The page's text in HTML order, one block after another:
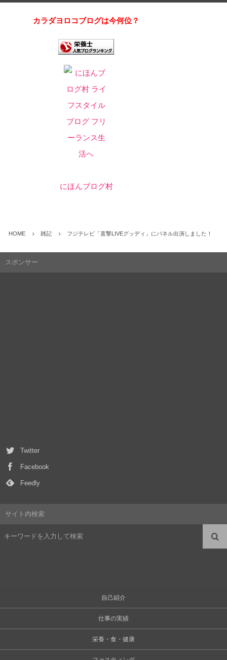
カラダヨロコブログは今何位？
にほんブログ村
HOME 雑記 フジテレビ「直撃LIVEグッディ」にパネル出演しました！
スポンサー
Twitter
Facebook
Feedly
サイト内検索
自己紹介
仕事の実績
栄養・食・健康